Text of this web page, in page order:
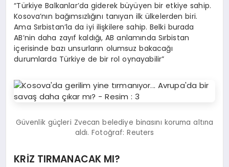
“Türkiye Balkanlar’da giderek büyüyen bir etkiye sahip.
Kosova’nın bağımsızlığını tanıyan ilk ülkelerden biri.
Ama Sırbistan’la da iyi ilişkilere sahip. Belki burada
AB’nin daha zayıf kaldığı, AB anlamında Sırbistan
içerisinde bazı unsurların olumsuz bakacağı
durumlarda Türkiye de bir rol oynayabilir”
Güvenlik güçleri Zvecan belediye binasını koruma altına
aldı. Fotoğraf: Reuters
KRİZ TIRMANACAK MI?